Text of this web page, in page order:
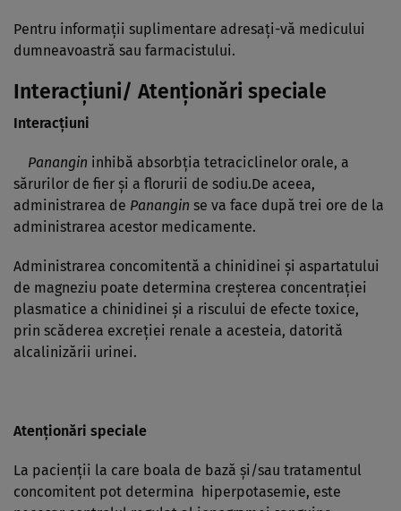
Pentru informaţii suplimentare adresaţi-vă medicului
dumneavoastră sau farmacistului.
Interacţiuni/ Atenţionări speciale
Interacţiuni
Panangin inhibă absorbţia tetraciclinelor orale, a
sărurilor de fier şi a florurii de sodiu.De aceea,
administrarea de Panangin se va face după trei ore de la
administrarea acestor medicamente.
Administrarea concomitentă a chinidinei şi aspartatului
de magneziu poate determina creşterea concentraţiei
plasmatice a chinidinei şi a riscului de efecte toxice,
prin scăderea excreţiei renale a acesteia, datorită
alcalinizării urinei.
Atenţionări speciale
La pacienţii la care boala de bază şi/sau tratamentul
concomitent pot determina hiperpotasemie, este